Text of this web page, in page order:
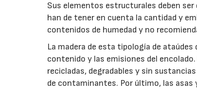
Sus elementos estructurales deben
han de tener en cuenta la cantidad y
contenidos de humedad y no
La madera de esta tipología de
contenido y las emisiones del
recicladas, degradables y sin
de contaminantes. Por último, las asas